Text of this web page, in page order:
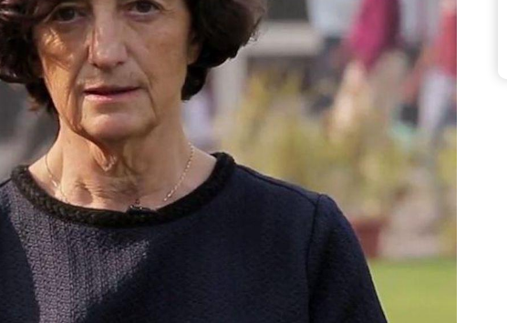
TDAH : quel est ce
traitement autorisé aux
États-Unis ?
Cerveau : le mystère de la
"madeleine de Proust"
enfin expliqué
Intolérance au gluten : les
nouvelles
recommandations de la
HAS
Insuffisance cardiaque :
prévenir
Le décalage des horaires
d'été : quel impact sur le
sommeil ?
Grossesse : ces polluants
pourraient influencer le
poids des enfants